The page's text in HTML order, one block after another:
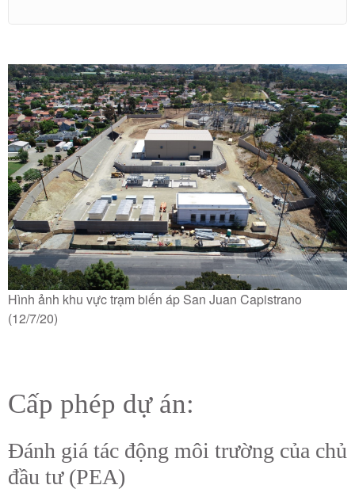
Hình ảnh khu vực trạm biến áp San Juan Capistrano
(12/7/20)
Cấp phép dự án:
Đánh giá tác động môi trường của chủ
đầu tư (PEA)